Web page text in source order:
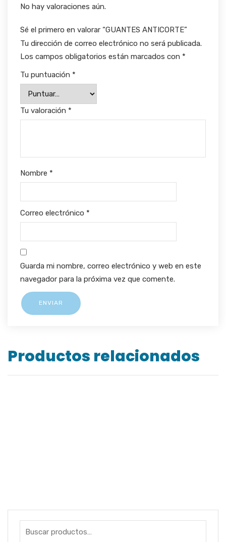
No hay valoraciones aún.
Sé el primero en valorar “GUANTES ANTICORTE”
Tu dirección de correo electrónico no será publicada.
Los campos obligatorios están marcados con *
Tu puntuación *
Tu valoración *
Nombre *
Correo electrónico *
Guarda mi nombre, correo electrónico y web en este
navegador para la próxima vez que comente.
Productos relacionados